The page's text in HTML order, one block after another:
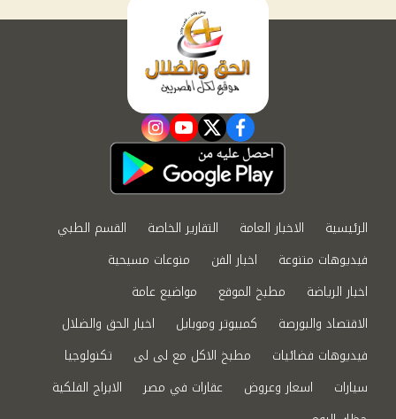
facebook
twitter
youtube
instagram
الرئيسية الاخبار العامة التقارير الخاصة
القسم الطبي
فيديوهات متنوعة
اخبار الفن
منوعات مسيحية
اخبار الرياضة
مطبخ الموقع
مواضيع عامة
الاقتصاد والبورصة
كمبيوتر وموبايل
اخبار الحق والضلال
فيديوهات فضائيات
مطبخ الاكل مع لى لى
تكنولوجيا
سيارات
اسعار وعروض عقارات في مصر
الابراج الفلكية